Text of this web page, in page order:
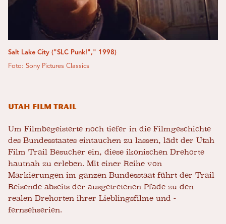
Salt Lake City ("SLC Punk!"," 1998)
Foto: Sony Pictures Classics
Utah Film Trail
Um Filmbegeisterte noch tiefer in die Filmgeschichte
des Bundesstaates eintauchen zu lassen, lädt der Utah
Film Trail Besucher ein, diese ikonischen Drehorte
hautnah zu erleben. Mit einer Reihe von
Markierungen im ganzen Bundesstaat führt der Trail
Reisende abseits der ausgetretenen Pfade zu den
realen Drehorten ihrer Lieblingsfilme und -
fernsehserien.